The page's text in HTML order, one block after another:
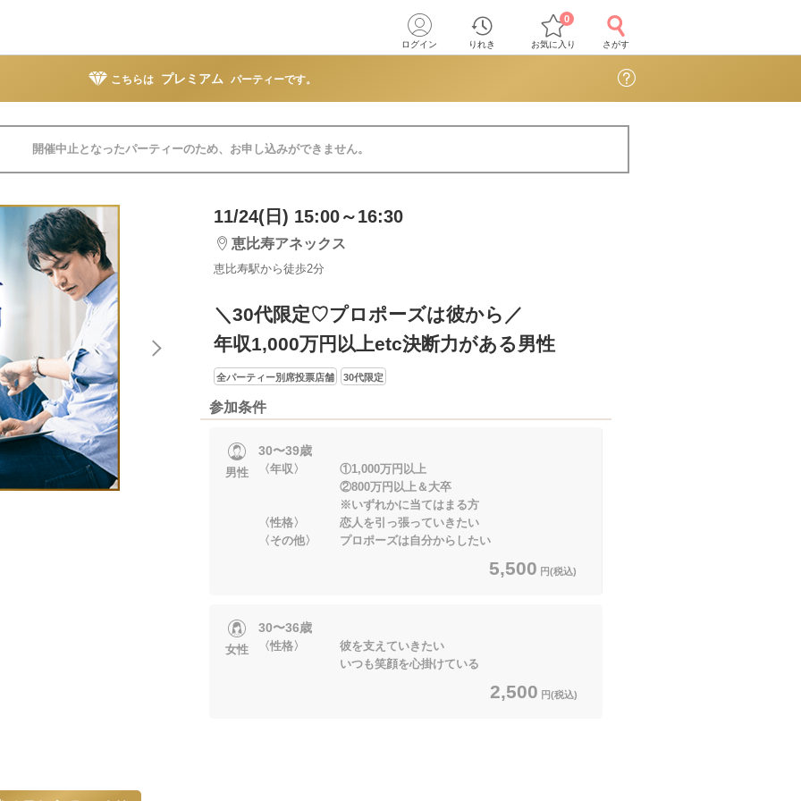
ログイン りれき お気に入り
0
さがす
こちらは プレミアム パーティーです。
開催中止となったパーティーのため、お申し込みができません。
11/24(日) 15:00～16:30
恵比寿アネックス
恵比寿駅から徒歩2分
＼30代限定♡プロポーズは彼から／
年収1,000万円以上etc決断力がある男性
全パーティー別席投票店舗 30代限定
参加条件
男性
30〜39歳
〈年収〉 ①1,000万円以上
②800万円以上＆大卒
※いずれかに当てはまる方
〈性格〉 恋人を引っ張っていきたい
〈その他〉 プロポーズは自分からしたい
5,500 円(税込)
女性
30〜36歳
〈性格〉 彼を支えていきたい
いつも笑顔を心掛けている
2,500 円(税込)